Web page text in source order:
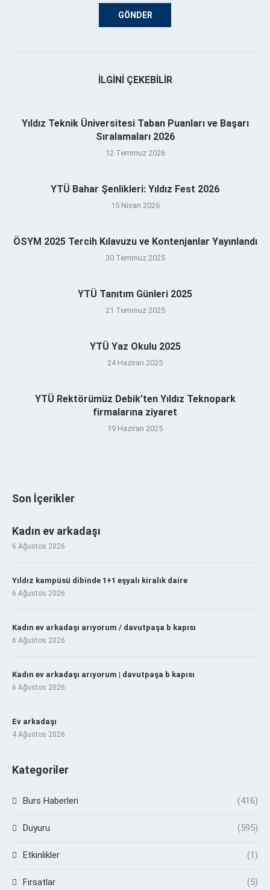
İLGINI ÇEKEBILIR
Yıldız Teknik Üniversitesi Taban Puanları ve Başarı
Sıralamaları 2026
12 Temmuz 2026
YTÜ Bahar Şenlikleri: Yıldız Fest 2026
15 Nisan 2026
ÖSYM 2025 Tercih Kılavuzu ve Kontenjanlar Yayınlandı
30 Temmuz 2025
YTÜ Tanıtım Günleri 2025
21 Temmuz 2025
YTÜ Yaz Okulu 2025
24 Haziran 2025
YTÜ Rektörümüz Debik’ten Yıldız Teknopark
firmalarına ziyaret
19 Haziran 2025
Son İçerikler
Kadın ev arkadaşı
6 Ağustos 2026
Yıldız kampüsü dibinde 1+1 eşyalı kiralık daire
6 Ağustos 2026
Kadın ev arkadaşı arıyorum / davutpaşa b kapısı
6 Ağustos 2026
Kadın ev arkadaşı arıyorum | davutpaşa b kapısı
6 Ağustos 2026
Ev arkadaşı
4 Ağustos 2026
Kategoriler
Burs Haberleri (416)
Duyuru (595)
Etkinlikler (1)
Fırsatlar (5)